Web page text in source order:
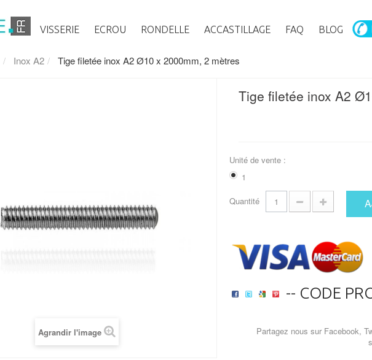
VISSERIE ECROU RONDELLE ACCASTILLAGE FAQ BLOG
Inox A2 Tige filetée inox A2 Ø10 x 2000mm, 2 mètres
Agrandir l'image
Tige filetée inox A2
Unité de vente :
1
Quantité
-- CODE
Partagez nous sur Facebook,